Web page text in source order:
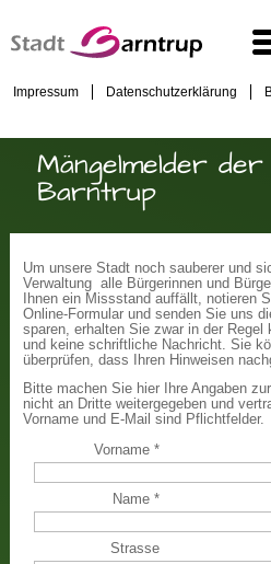
Impressum Datenschutzerklärung
Mängelmelder
Barntrup
Um unsere Stadt noch sauberer und
Verwaltung alle Bürgerinnen und
Ihnen ein Missstand auffällt, notieren
Online-Formular und senden Sie uns
sparen, erhalten Sie zwar in der
und keine schriftliche Nachricht. Sie
überprüfen, dass Ihren Hinweisen
Bitte machen Sie hier Ihre Angaben
nicht an Dritte weitergegeben und
Vorname und E-Mail sind Pflichtfelder.
Vorname*
Name*
Strasse